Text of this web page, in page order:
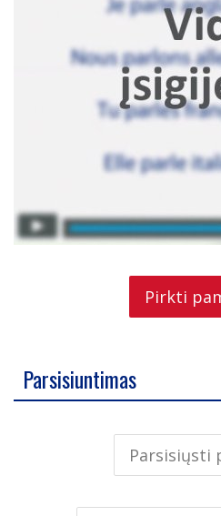
Pirkti
Parsisiuntimas
Parsisiųsti